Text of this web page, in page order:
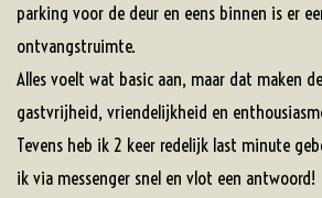
parking voor de deur en eens binnen is er
ontvangstruimte.
Alles voelt wat basic aan, maar dat maken
gastvrijheid, vriendelijkheid en
Tevens heb ik 2 keer redelijk last minute
ik via messenger snel en vlot een antwoord!